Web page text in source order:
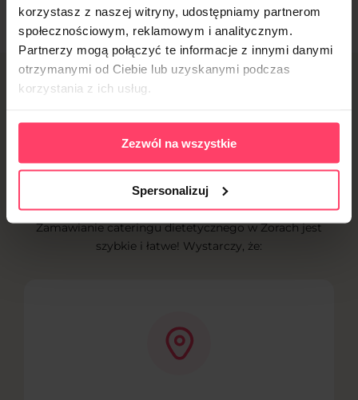
korzystasz z naszej witryny, udostępniamy partnerom
społecznościowym, reklamowym i analitycznym.
Partnerzy mogą połączyć te informacje z innymi danymi
otrzymanymi od Ciebie lub uzyskanymi podczas
korzystania z ich usług.
Zezwól na wszystkie
Spersonalizuj
Jak zamówić catering
dietetyczny
w Żorach?
Zamawianie cateringu dietetycznego w Żorach jest
szybkie i łatwe! Wystarczy, że: